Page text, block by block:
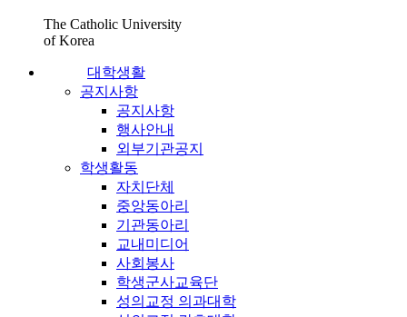
The Catholic University
of Korea
대학생활
공지사항
공지사항
행사안내
외부기관공지
학생활동
자치단체
중앙동아리
기관동아리
교내미디어
사회봉사
학생군사교육단
성의교정 의과대학